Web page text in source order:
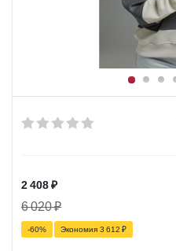
2 408₽
6 020₽
-60% Экономия 3 612 ₽